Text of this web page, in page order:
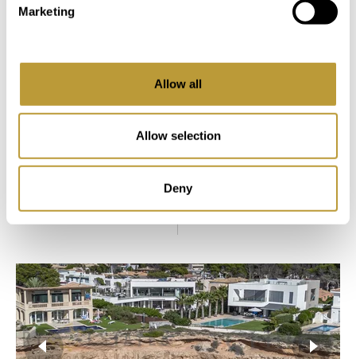
Marketing
Allow all
Allow selection
Deny
PANORAMAUDSIGT OVER HAVNEN
6.300.000 €
948 m2 800 m2
Ejendom
Soveværelse
6
Badeværelse